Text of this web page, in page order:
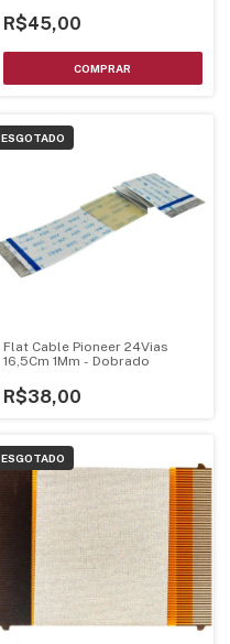
R$45,00
ESGOTADO
Flat Cable Pioneer 24Vias
16,5Cm 1Mm - Dobrado
R$38,00
ESGOTADO